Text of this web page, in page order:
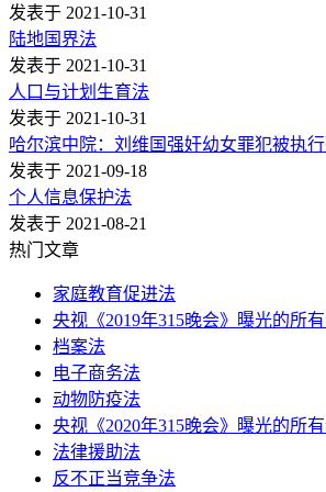
发表于 2021-10-31
陆地国界法
发表于 2021-10-31
人口与计划生育法
发表于 2021-10-31
哈尔滨中院：刘维国强奸幼女罪犯被执行
发表于 2021-09-18
个人信息保护法
发表于 2021-08-21
热门文章
家庭教育促进法
央视《2019年315晚会》曝光的所
档案法
电子商务法
动物防疫法
央视《2020年315晚会》曝光的所
法律援助法
反不正当竞争法